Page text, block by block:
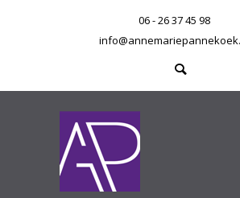
06 - 26 37 45 98